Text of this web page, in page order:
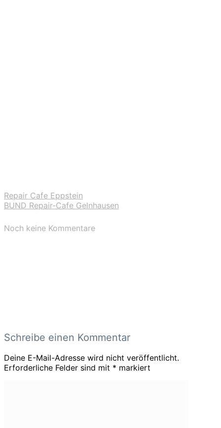
Repair Cafe Eppstein
BUND Repair-Cafe Gelnhausen
Noch keine Kommentare
Schreibe einen Kommentar
Deine E-Mail-Adresse wird nicht veröffentlicht.
Erforderliche Felder sind mit * markiert